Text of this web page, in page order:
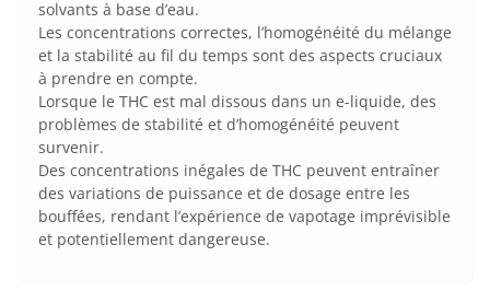
solvants à base d’eau.
Les concentrations correctes, l’homogénéité du mélange
et la stabilité au fil du temps sont des aspects cruciaux
à prendre en compte.
Lorsque le THC est mal dissous dans un e-liquide, des
problèmes de stabilité et d’homogénéité peuvent
survenir.
Des concentrations inégales de THC peuvent entraîner
des variations de puissance et de dosage entre les
bouffées, rendant l’expérience de vapotage imprévisible
et potentiellement dangereuse.